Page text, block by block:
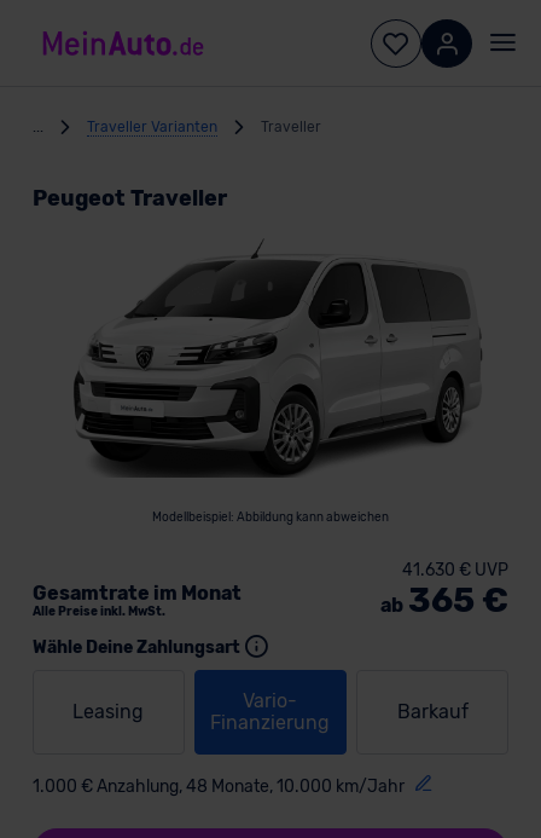
Traveller Varianten Traveller
Peugeot Traveller
Modellbeispiel: Abbildung kann abweichen
Wähle Deine Zahlungsart
Leasing
Vario-
Finanzierung
Barkauf
1.000 € Anzahlung, 48 Monate, 10.000 km/Jahr
Gesamtrate im Monat
Alle Preise inkl. MwSt.
41.630 € UVP
ab 365 €